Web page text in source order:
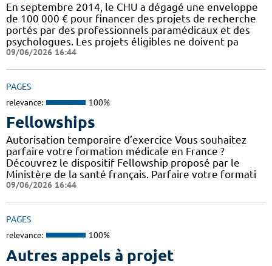
En septembre 2014, le CHU a dégagé une enveloppe
de 100 000 € pour financer des projets de recherche
portés par des professionnels paramédicaux et des
psychologues. Les projets éligibles ne doivent pa
09/06/2026 16:44
PAGES
relevance: 100%
Fellowships
Autorisation temporaire d’exercice Vous souhaitez
parfaire votre formation médicale en France ?
Découvrez le dispositif Fellowship proposé par le
Ministère de la santé français. Parfaire votre formati
09/06/2026 16:44
PAGES
relevance: 100%
Autres appels à projet